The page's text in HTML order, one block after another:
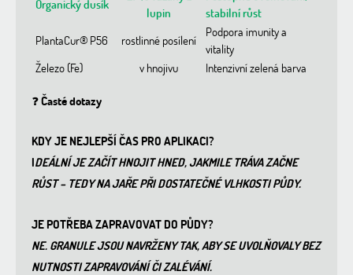
Organický dusík
lupin
stabilní růst
PlantaCur® P56
rostlinné posílení
Podpora imunity a
vitality
Železo (Fe)
v hnojivu Intenzivní zelená barva
❓Časté dotazy
KDY JE NEJLEPŠÍ ČAS PRO APLIKACI?
IDEÁLNÍ JE ZAČÍT HNOJIT HNED, JAKMILE TRÁVA ZAČNE
RŮST – TEDY NA JAŘE PŘI DOSTATEČNÉ VLHKOSTI PŮDY.
JE POTŘEBA ZAPRAVOVAT DO PŮDY?
NE. GRANULE JSOU NAVRŽENY TAK, ABY SE UVOLŇOVALY BEZ
NUTNOSTI ZAPRAVOVÁNÍ ČI ZALÉVÁNÍ.